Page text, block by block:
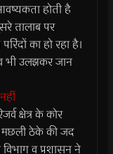
होती है
तालाब पर
का हो रहा है।
उलझकर जान
क्षेत्र के कोर
मछली ठेके की जद
व प्रशासन ने